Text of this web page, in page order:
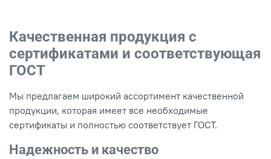
Качественная продукция с
сертификатами и соответствующая
ГОСТ
Мы предлагаем широкий ассортимент качественной
продукции, которая имеет все необходимые
сертификаты и полностью соответствует ГОСТ.
Надежность и качество